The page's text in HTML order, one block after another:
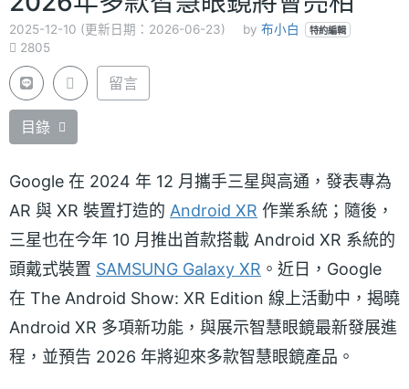
2025-12-10 (更新日期：2026-06-23) by 布小白 特約編輯
2805
留言
目錄
Google 在 2024 年 12 月攜手三星與高通，發表專為
AR 與 XR 裝置打造的 Android XR 作業系統；隨後，
三星也在今年 10 月推出首款搭載 Android XR 系統的
頭戴式裝置 SAMSUNG Galaxy XR 。近日，Google
在 The Android Show: XR Edition 線上活動中，揭曉
Android XR 多項新功能，與展示智慧眼鏡最新發展進
程，並預告 2026 年將迎來多款智慧眼鏡產品。